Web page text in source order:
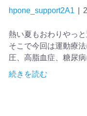
hpone_support2A1
熱い夏もおわりやっ
そこで今回は運動療
圧、高脂血症、糖尿
続きを読む